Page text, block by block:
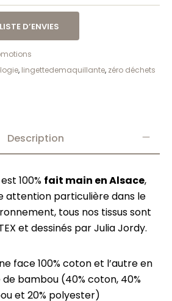
D’ENVIES
, lingettedemaquillante, zéro déchets
Description
100% fait main en Alsace,
attention particulière dans le
tous nos tissus sont
et dessinés par Julia Jordy.
face 100% coton et l’autre en
bambou (40% coton, 40%
et 20% polyester)